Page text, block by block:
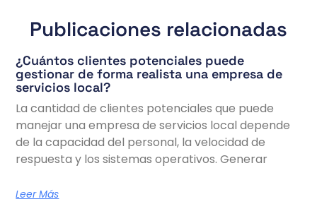
Publicaciones relacionadas
¿Cuántos clientes potenciales puede
gestionar de forma realista una empresa de
servicios local?
La cantidad de clientes potenciales que puede
manejar una empresa de servicios local depende
de la capacidad del personal, la velocidad de
respuesta y los sistemas operativos. Generar
Leer Más